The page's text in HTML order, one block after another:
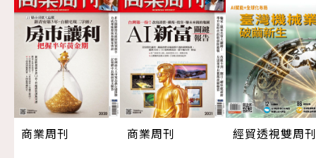
商業周刊
商業周刊
經貿透視雙周刊